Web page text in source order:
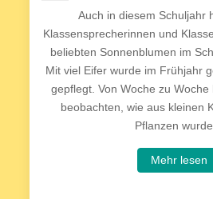
Auch in diesem Schuljahr
Klassensprecherinnen und
beliebten Sonnenblumen im
Mit viel Eifer wurde im Frühjahr
gepflegt. Von Woche zu
beobachten, wie aus kleinen
Pflanzen
Mehr lesen